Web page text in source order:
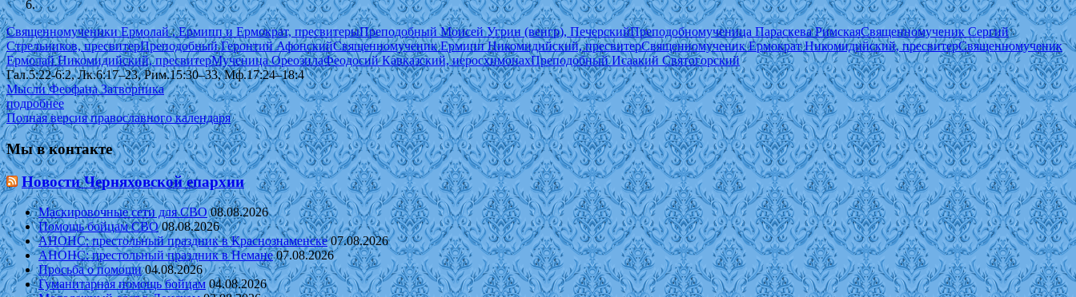
Священномученики Ермолай , Ермипп и Ермократ, пресвитерыПреподобный Моисей Угрин (венгр), ПечерскийПреподобномученица Параскева РимскаяСвященномученик Сергий
Стрельников, пресвитерПреподобный Геронтий АфонскийСвященномученик Ермипп Никомидийский, пресвитерСвященномученик Ермократ Никомидийский, пресвитерСвященномученик
Ермолай Никомидийский, пресвитерМученица ОреозилаФеодосий Кавказский, иеросхимонахПреподобный Исаакий Святогорский
Гал.5:22-6:2, Лк.6:17–23, Рим.15:30–33, Мф.17:24–18:4
Мысли Феофана Затворника
подробнее
Полная версия православного календаря
Мы в контакте
Новости Черняховской епархии
Маскировочные сети для СВО 08.08.2026
Помощь бойцам СВО 08.08.2026
АНОНС: престольный праздник в Краснознаменске 07.08.2026
АНОНС: престольный праздник в Немане 07.08.2026
Просьба о помощи 04.08.2026
Гуманитарная помощь бойцам 04.08.2026